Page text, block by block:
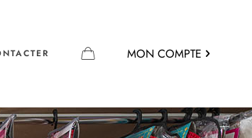
MON COMPTE